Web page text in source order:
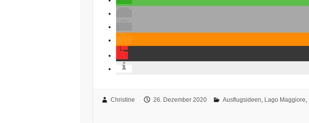
Christine 26. Dezember 2020 Ausflugsideen, Lago Maggiore,